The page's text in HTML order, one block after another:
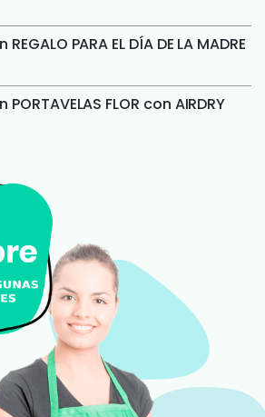
PARA EL DÍA DE LA MADRE
FLOR con AIRDRY